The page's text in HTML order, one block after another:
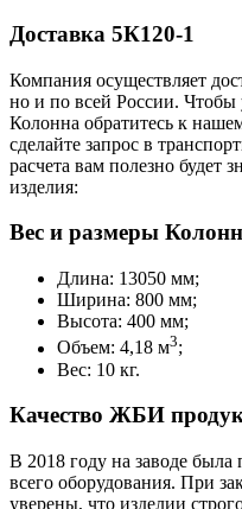
Доставка 5К120-1
Компания осуществляет
но и по всей России. Чтобы
Колонна обратитесь к
сделайте запрос в
расчета вам полезно будет
изделия:
Вес и размеры
Длина: 13050 мм;
Ширина: 800 мм;
Высота: 400 мм;
Объем: 4,18 м3;
Вес: 10 кг.
Качество ЖБИ
В 2018 году на заводе была
всего оборудования. При
уверены, что изделии